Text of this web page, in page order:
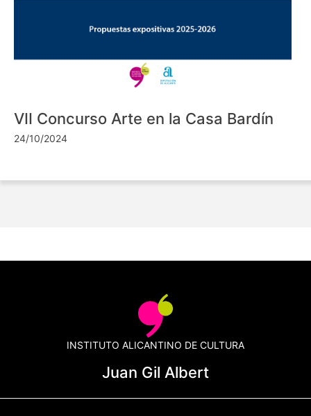
VII Concurso Arte en la Casa Bardín
24/10/2024
INSTITUTO ALICANTINO DE CULTURA
Juan Gil Albert